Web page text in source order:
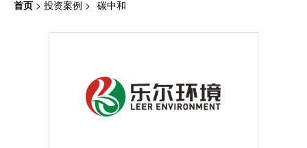
首页 > 投资案例 > 碳中和